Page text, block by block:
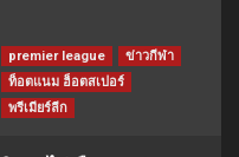
premier league
ข่าวกีฬา
ท็อตแนม ฮ็อตสเปอร์
พรีเมียร์ลีก